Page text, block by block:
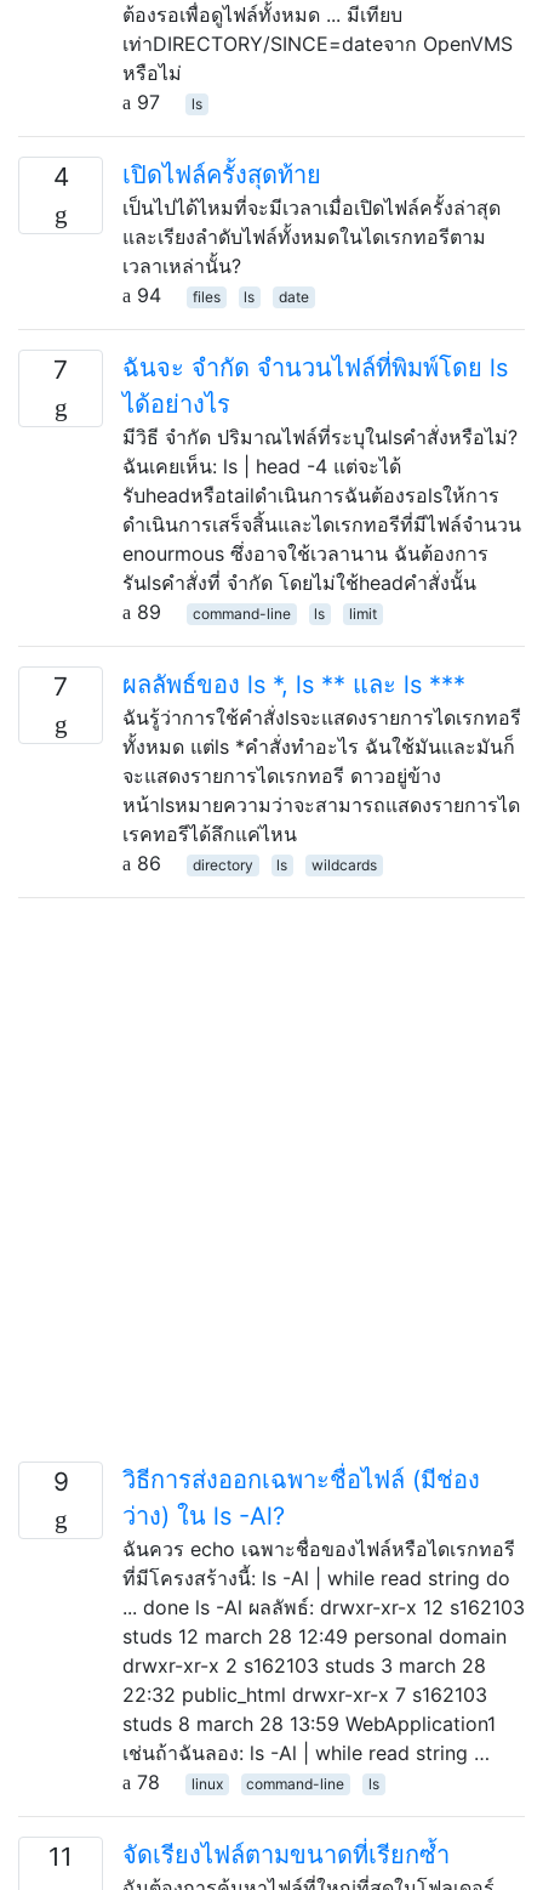
ต้องรอเพื่อดูไฟล์ทั้งหมด ... มีเทียบ
เท่าDIRECTORY/SINCE=dateจาก OpenVMS
หรือไม่
97
ls
4 เปิดไฟล์ครั้งสุดท้าย
เป็นไปได้ไหมที่จะมีเวลาเมื่อเปิดไฟล์ครั้งล่าสุด
และเรียงลำดับไฟล์ทั้งหมดในไดเรกทอรีตาม
เวลาเหล่านั้น?
94
files ls date
7
ฉันจะ จำกัด จำนวนไฟล์ที่พิมพ์โดย ls
ได้อย่างไร
มีวิธี จำกัด ปริมาณไฟล์ที่ระบุในlsคำสั่งหรือไม่?
ฉันเคยเห็น: ls | head -4 แต่จะได้
รับheadหรือtailดำเนินการฉันต้องรอlsให้การ
ดำเนินการเสร็จสิ้นและไดเรกทอรีที่มีไฟล์จำนวน
enourmous ซึ่งอาจใช้เวลานาน ฉันต้องการ
รันlsคำสั่งที่ จำกัด โดยไม่ใช้headคำสั่งนั้น
89
command-line ls limit
7 ผลลัพธ์ของ ls *, ls ** และ ls ***
ฉันรู้ว่าการใช้คำสั่งlsจะแสดงรายการไดเรกทอรี
ทั้งหมด แต่ls *คำสั่งทำอะไร ฉันใช้มันและมันก็
จะแสดงรายการไดเรกทอรี ดาวอยู่ข้าง
หน้าlsหมายความว่าจะสามารถแสดงรายการได
เรคทอรีได้ลึกแค่ไหน
86
directory ls wildcards
9
วิธีการส่งออกเฉพาะชื่อไฟล์ (มีช่อง
ว่าง) ใน ls -Al?
ฉันควร echo เฉพาะชื่อของไฟล์หรือไดเรกทอรี
ที่มีโครงสร้างนี้: ls -Al | while read string do
... done ls -Al ผลลัพธ์: drwxr-xr-x 12 s162103
studs 12 march 28 12:49 personal domain
drwxr-xr-x 2 s162103 studs 3 march 28
22:32 public_html drwxr-xr-x 7 s162103
studs 8 march 28 13:59 WebApplication1
เช่นถ้าฉันลอง: ls -Al | while read string …
78
linux command-line ls
11 จัดเรียงไฟล์ตามขนาดที่เรียกซ้ำ